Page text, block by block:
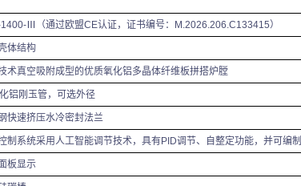
Ⅲ（通过欧盟CE认证，证书编号： M.2026.206.C133415）
体结构
术真空吸附成型的优质氧化铝多晶体纤维板拼搭炉膛
铝刚玉管，可选外径
快速挤压水冷密封法兰
制系统采用人工智能调节技术，具有PID调节、自整定功能，并可编制
板显示